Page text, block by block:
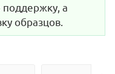
поддержку, а
образцов.